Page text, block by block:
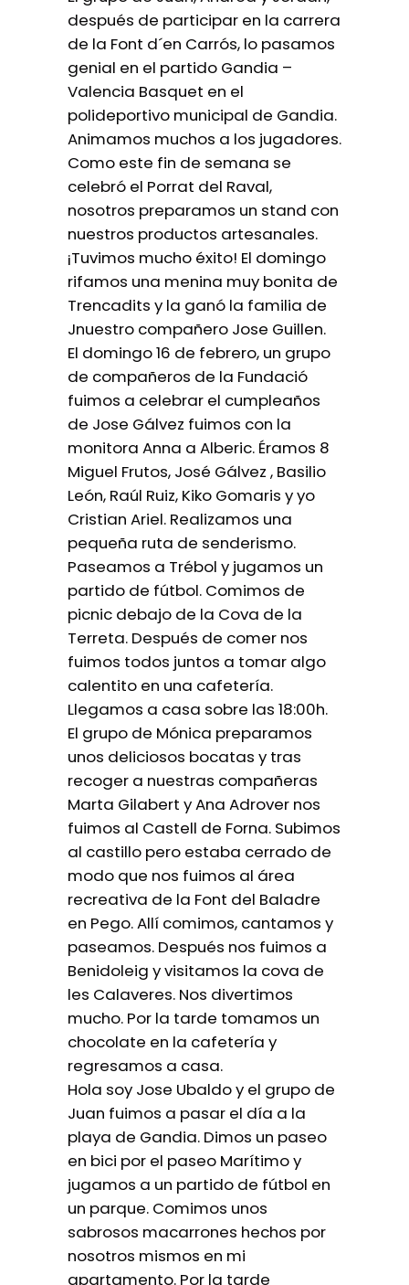
después de participar en la carrera
de la Font d´en Carrós, lo pasamos
genial en el partido Gandia –
Valencia Basquet en el
polideportivo municipal de Gandia.
Animamos muchos a los jugadores.
Como este fin de semana se
celebró el Porrat del Raval,
nosotros preparamos un stand con
nuestros productos artesanales.
¡Tuvimos mucho éxito! El domingo
rifamos una menina muy bonita de
Trencadits y la ganó la familia de
Jnuestro compañero Jose Guillen.
El domingo 16 de febrero, un grupo
de compañeros de la Fundació
fuimos a celebrar el cumpleaños
de Jose Gálvez fuimos con la
monitora Anna a Alberic. Éramos 8
Miguel Frutos, José Gálvez , Basilio
León, Raúl Ruiz, Kiko Gomaris y yo
Cristian Ariel. Realizamos una
pequeña ruta de senderismo.
Paseamos a Trébol y jugamos un
partido de fútbol. Comimos de
picnic debajo de la Cova de la
Terreta. Después de comer nos
fuimos todos juntos a tomar algo
calentito en una cafetería.
Llegamos a casa sobre las 18:00h.
El grupo de Mónica preparamos
unos deliciosos bocatas y tras
recoger a nuestras compañeras
Marta Gilabert y Ana Adrover nos
fuimos al Castell de Forna. Subimos
al castillo pero estaba cerrado de
modo que nos fuimos al área
recreativa de la Font del Baladre
en Pego. Allí comimos, cantamos y
paseamos. Después nos fuimos a
Benidoleig y visitamos la cova de
les Calaveres. Nos divertimos
mucho. Por la tarde tomamos un
chocolate en la cafetería y
regresamos a casa.
Hola soy Jose Ubaldo y el grupo de
Juan fuimos a pasar el día a la
playa de Gandia. Dimos un paseo
en bici por el paseo Marítimo y
jugamos a un partido de fútbol en
un parque. Comimos unos
sabrosos macarrones hechos por
nosotros mismos en mi
apartamento. Por la tarde